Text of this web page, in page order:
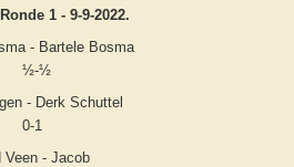
1 - 9-9-2022.
- Bartele Bosma
½
- Derk Schuttel
Veen - Jacob